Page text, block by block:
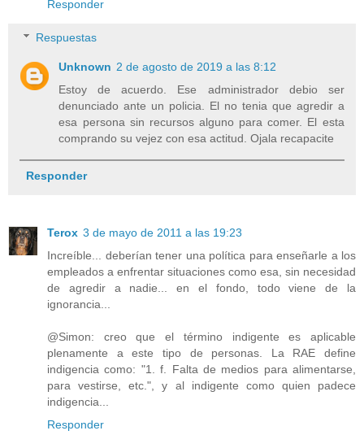
Responder
Respuestas
Unknown 2 de agosto de 2019 a las 8:12
Estoy de acuerdo. Ese administrador debio ser
denunciado ante un policia. El no tenia que agredir a
esa persona sin recursos alguno para comer. El esta
comprando su vejez con esa actitud. Ojala recapacite
Responder
Terox 3 de mayo de 2011 a las 19:23
Increíble... deberían tener una política para enseñarle a los
empleados a enfrentar situaciones como esa, sin necesidad
de agredir a nadie... en el fondo, todo viene de la
ignorancia...
@Simon: creo que el término indigente es aplicable
plenamente a este tipo de personas. La RAE define
indigencia como: "1. f. Falta de medios para alimentarse,
para vestirse, etc.", y al indigente como quien padece
indigencia...
Responder